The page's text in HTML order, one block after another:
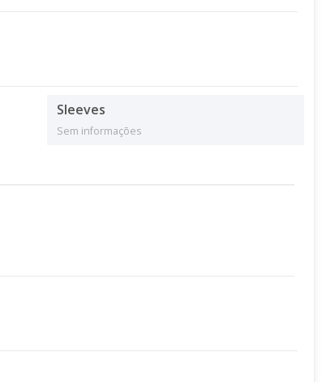
Sleeves
Sem informações